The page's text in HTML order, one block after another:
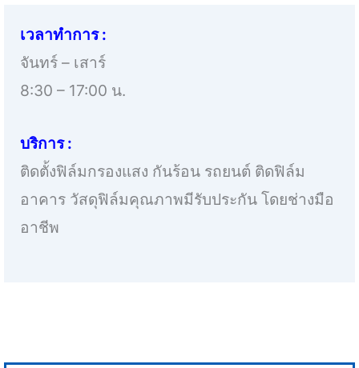
เวลาทำการ :
จันทร์ – เสาร์
8:30 – 17:00 น.
บริการ :
ติดตั้งฟิล์มกรองแสง กันร้อน รถยนต์ ติดฟิล์ม
อาคาร วัสดุฟิล์มคุณภาพมีรับประกัน โดยช่างมือ
อาชีพ